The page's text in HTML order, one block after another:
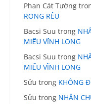
Phan Cát Tường
RONG RÊU
Bacsi Suu trong
MIẾU VĨNH LONG
Bacsi Suu trong
MIẾU VĨNH LONG
Sửu trong KHÔNG
Sửu trong NHÂN